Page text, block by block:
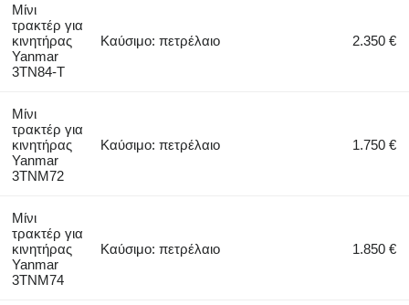
Μίνι
τρακτέρ για
κινητήρας
Yanmar
3TN84-T
Καύσιμο: πετρέλαιο 2.350 €
Μίνι
τρακτέρ για
κινητήρας
Yanmar
3TNM72
Καύσιμο: πετρέλαιο 1.750 €
Μίνι
τρακτέρ για
κινητήρας
Yanmar
3TNM74
Καύσιμο: πετρέλαιο 1.850 €